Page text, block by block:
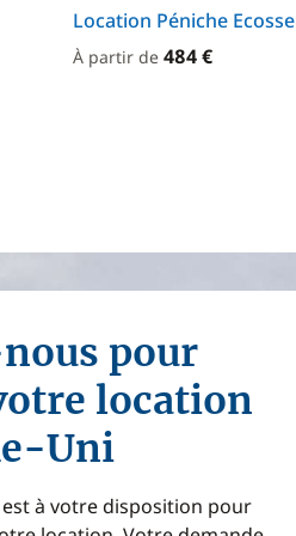
Location Péniche Ecosse
À partir de 484 €
pour
location
Uni
à votre disposition pour